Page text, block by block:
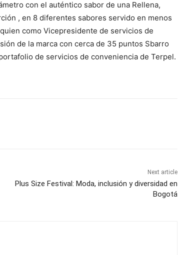
con el auténtico sabor de una Rellena,
, en 8 diferentes sabores servido en menos
como Vicepresidente de servicios de
de la marca con cerca de 35 puntos Sbarro
de servicios de conveniencia de Terpel.
Next article
Plus Size Festival: Moda, inclusión y diversidad en
Bogotá